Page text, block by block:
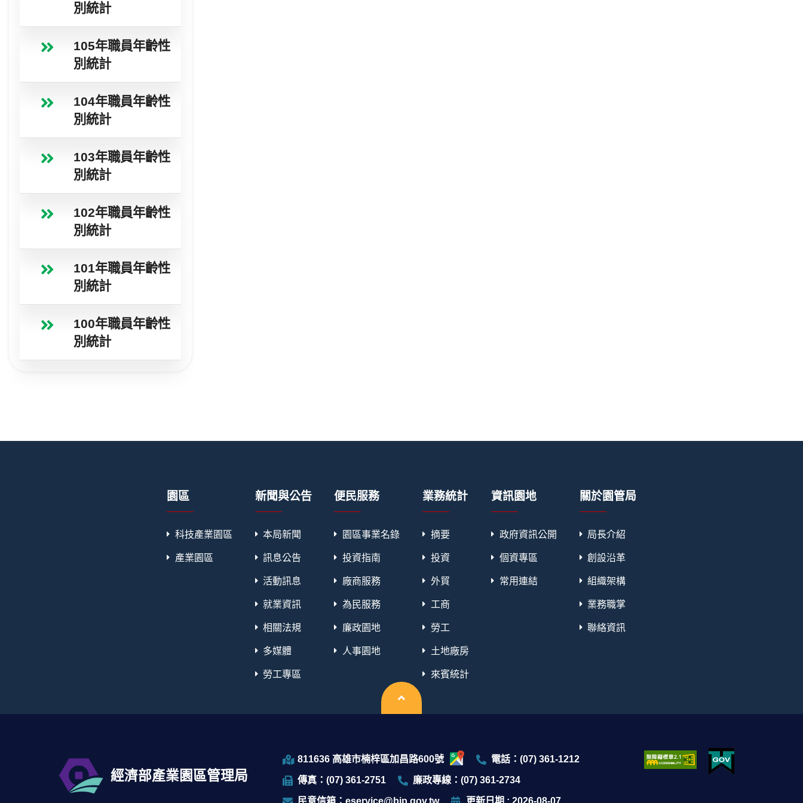
別統計
105年職員年齡性
別統計
104年職員年齡性
別統計
103年職員年齡性
別統計
102年職員年齡性
別統計
101年職員年齡性
別統計
100年職員年齡性
別統計
園區
科技產業園區
產業園區
新聞與公告
本局新聞
訊息公告
活動訊息
就業資訊
相關法規
多媒體
勞工專區
便民服務
園區事業名錄
投資指南
廠商服務
為民服務
廉政園地
人事園地
業務統計
摘要
投資
外貿
工商
勞工
土地廠房
來賓統計
資訊園地
政府資訊公開
個資專區
常用連結
關於園管局
局長介紹
創設沿革
組織架構
業務職掌
聯絡資訊
經濟部產業園區管理局
811636 高雄市楠梓區加昌路600號
電話：(07) 361-1212
傳真：(07) 361-2751
廉政專線：(07) 361-2734
民意信箱：eservice@bip.gov.tw
更新日期 : 2026-08-07